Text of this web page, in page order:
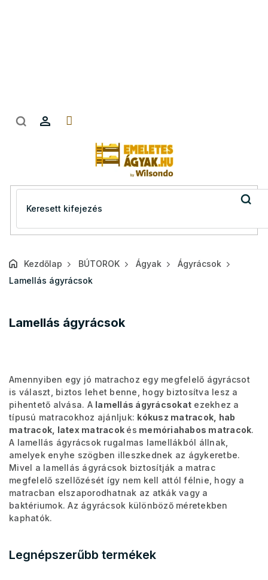
Kezdőlap BÚTOROK Ágyak
Ágyrácsok
Lamellás ágyrácsok
Lamellás ágyrácsok
Amennyiben egy jó matrachoz egy megfelelő ágyrácsot
is választ, biztos lehet benne, hogy biztosítva lesz a
pihentető alvása. A lamellás ágyrácsokat ezekhez a
típusú matracokhoz ajánljuk: kókusz matracok, hab
matracok, latex matracok és memóriahabos matracok.
A lamellás ágyrácsok rugalmas lamellákból állnak,
amelyek enyhe szögben illeszkednek az ágykeretbe.
Mivel a lamellás ágyrácsok biztosítják a matrac
megfelelő szellőzését így nem kell attól félnie, hogy a
matracban elszaporodhatnak az atkák vagy a
baktériumok. Az ágyrácsok különböző méretekben
kaphatók.
Legnépszerűbb termékek